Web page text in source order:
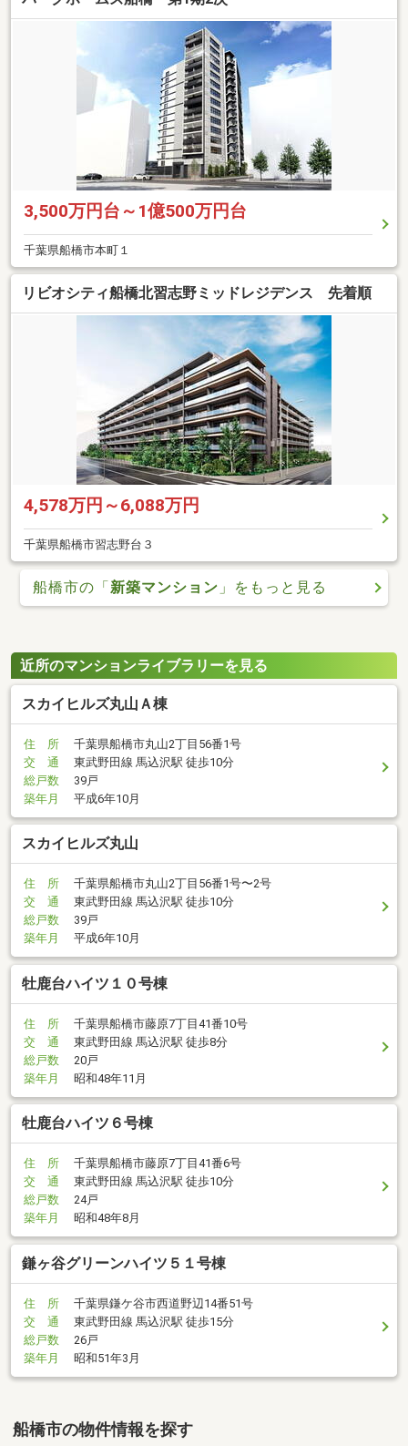
3,500万円台～1億500万円台
千葉県船橋市本町１
リビオシティ船橋北習志野ミッドレジデンス 先着順
4,578万円～6,088万円
千葉県船橋市習志野台３
船橋市の「新築マンション 」をもっと見る
近所のマンションライブラリーを見る
スカイヒルズ丸山Ａ棟
住 所
千葉県船橋市丸山2丁目56番1号
交 通
東武野田線 馬込沢駅 徒歩10分
総戸数
39戸
築年月
平成6年10月
スカイヒルズ丸山
住 所
千葉県船橋市丸山2丁目56番1号〜2号
交 通
東武野田線 馬込沢駅 徒歩10分
総戸数
39戸
築年月
平成6年10月
牡鹿台ハイツ１０号棟
住 所
千葉県船橋市藤原7丁目41番10号
交 通
東武野田線 馬込沢駅 徒歩8分
総戸数
20戸
築年月
昭和48年11月
牡鹿台ハイツ６号棟
住 所
千葉県船橋市藤原7丁目41番6号
交 通
東武野田線 馬込沢駅 徒歩10分
総戸数
24戸
築年月
昭和48年8月
鎌ヶ谷グリーンハイツ５１号棟
住 所
千葉県鎌ケ谷市西道野辺14番51号
交 通
東武野田線 馬込沢駅 徒歩15分
総戸数
26戸
築年月
昭和51年3月
船橋市の物件情報を探す